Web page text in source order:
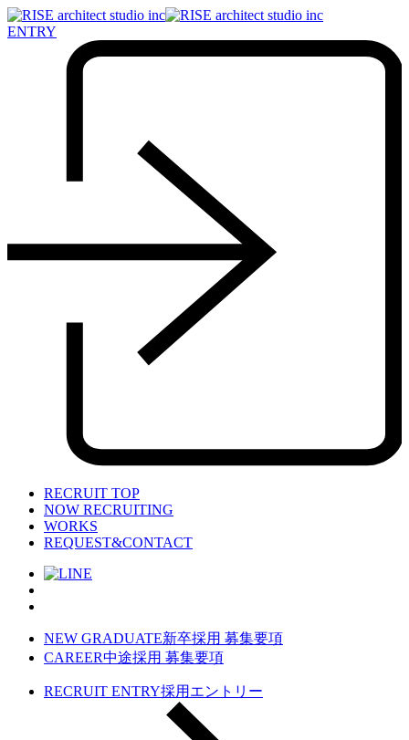
ENTRY
RECRUIT TOP
NOW RECRUITING
WORKS
REQUEST&CONTACT
NEW GRADUATE新卒採用 募集要項
CAREER中途採用 募集要項
RECRUIT ENTRY採用エントリー